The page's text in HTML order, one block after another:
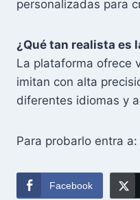
personalizadas para
¿Qué tan realista es
La plataforma ofrece
imitan con alta
diferentes idiomas y
Para probarlo entra a:
Facebook